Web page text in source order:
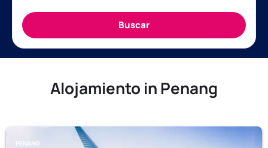
Alojamiento in Penang
PENANG